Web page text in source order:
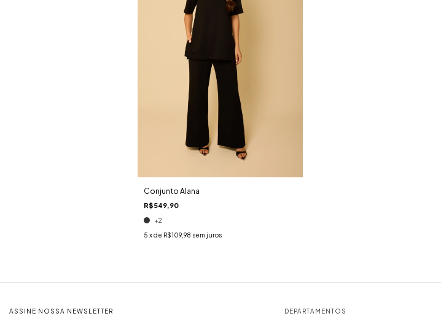
Conjunto Alana
R$549,90
+2
5 x de R$109,98 sem juros
ASSINE NOSSA NEWSLETTER DEPARTAMENTOS